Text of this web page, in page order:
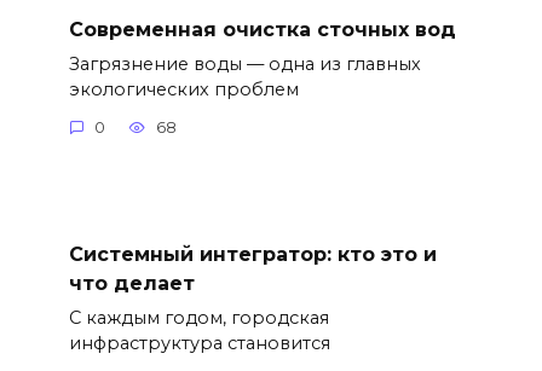
Современная очистка сточных вод
Загрязнение воды — одна из главных
экологических проблем
0 68
Системный интегратор: кто это и
что делает
С каждым годом, городская
инфраструктура становится